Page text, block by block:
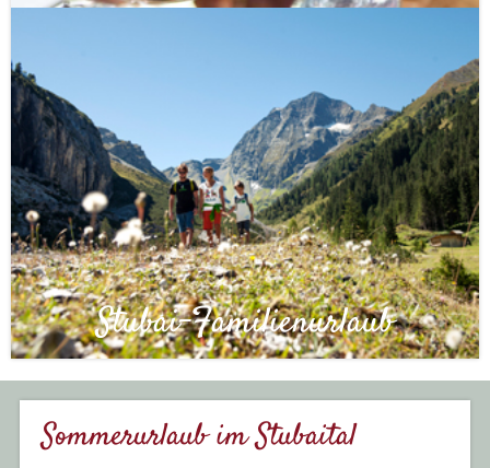
Stubai-Familienurlaub
Sommerurlaub im Stubaital